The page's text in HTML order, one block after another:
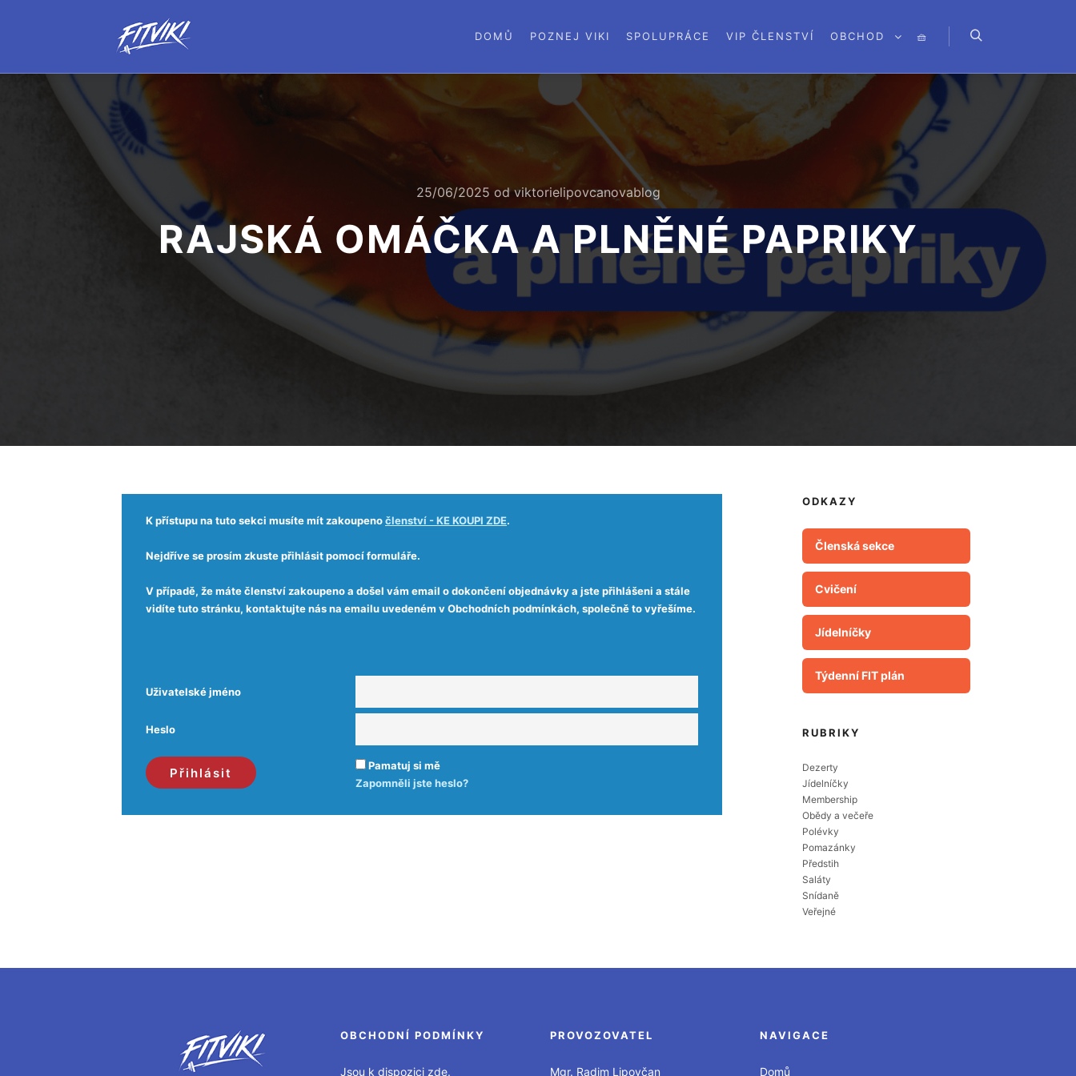
DOMŮ POZNEJ VIKI SPOLUPRÁCE VIP ČLENSTVÍ OBCHOD 🧺
25/06/2025 odviktorielipovcanovablog
RAJSKÁ OMÁČKA A PLNĚNÉ PAPRIKY
K přístupu na tuto sekci musíte mít zakoupenočlenství - KE KOUPI ZDE.
Nejdříve se prosím zkuste přihlásit pomocí formuláře.
V případě, že máte členství zakoupeno a došel vám email o dokončení objednávky a jste přihlášeni a stále
vidíte tuto stránku, kontaktujte nás na emailu uvedeném v Obchodních podmínkách, společně to vyřešíme.
Uživatelské jméno
Heslo
Pamatuj si mě
Zapomněli jste heslo?
ODKAZY
Členská sekce
Cvičení
Jídelníčky
Týdenní FIT plán
RUBRIKY
Dezerty
Jídelníčky
Membership
Obědy a večeře
Polévky
Pomazánky
Předstih
Saláty
Snídaně
Veřejné
OBCHODNÍ PODMÍNKY
Jsou k dispozici zde.
PROVOZOVATEL
Mgr. Radim Lipovčan
NAVIGACE
Domů